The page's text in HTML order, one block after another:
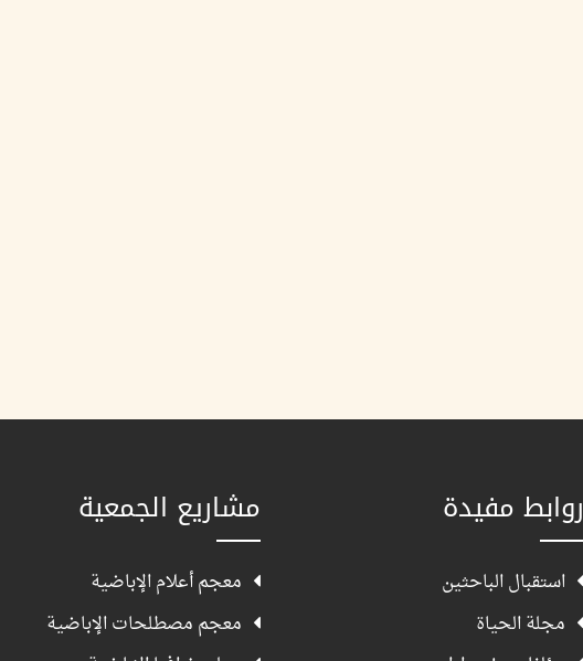
روابط مفيدة
استقبال الباحثين
مجلة الحياة
مشاريع الجمعية
معجم أعلام الإباضية
معجم مصطلحات الإباضية